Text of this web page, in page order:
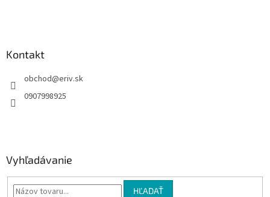
Kontakt
obchod@eriv.sk
0907998925
Vyhľadávanie
HĽADAŤ